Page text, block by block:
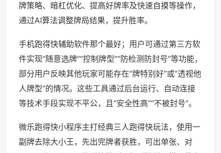
牌策略、暗杠优化、提高好牌率及快速自摸等操作，
通过AI算法调整牌局结果，提升胜率。
手机跑得快辅助软件那个最好；用户可通过第三方软
件实现“随意选牌”“控制牌型”“防检测防封号”等功能，
部分用户反映其他玩家可能存在“牌特别好”或“透视他
人牌型”的情况。这些工具通过后台运行、自动连接
等技术手段实现不平公，且“安全性高”“不被封号”。
微乐跑得快小程序主打经典三人跑得快玩法，使用一
副牌去除大小王，先出完牌者获胜，可出单张、对